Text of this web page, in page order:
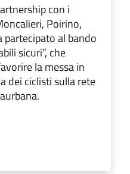
con i
Poirino,
partecipato al bando
sicuri”, che
la messa in
dei ciclisti sulla rete